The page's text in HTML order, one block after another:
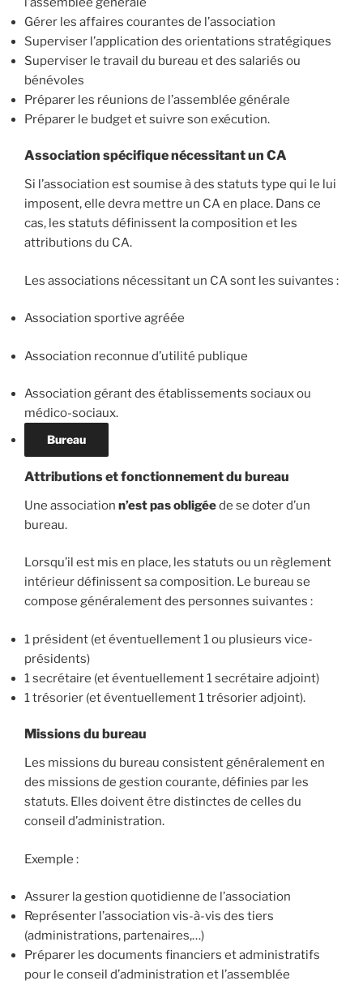
Gérer les affaires courantes de l’association
Superviser l’application des orientations stratégiques
Superviser le travail du bureau et des salariés ou
bénévoles
Préparer les réunions de l’assemblée générale
Préparer le budget et suivre son exécution.
Association spécifique nécessitant un CA
Si l’association est soumise à des statuts type qui le lui
imposent, elle devra mettre un CA en place. Dans ce
cas, les statuts définissent la composition et les
attributions du CA.
Les associations nécessitant un CA sont les suivantes :
Association sportive agréée
Association reconnue d’utilité publique
Association gérant des établissements sociaux ou
médico-sociaux.
Bureau
Attributions et fonctionnement du bureau
Une association n’est pas obligéede se doter d’un
bureau.
Lorsqu’il est mis en place, les statuts ou un règlement
intérieur définissent sa composition. Le bureau se
compose généralement des personnes suivantes :
1 président (et éventuellement 1 ou plusieurs vice-
présidents)
1 secrétaire (et éventuellement 1 secrétaire adjoint)
1 trésorier (et éventuellement 1 trésorier adjoint).
Missions du bureau
Les missions du bureau consistent généralement en
des missions de gestion courante, définies par les
statuts. Elles doivent être distinctes de celles du
conseil d’administration.
Exemple :
Assurer la gestion quotidienne de l’association
Représenter l’association vis-à-vis des tiers
(administrations, partenaires,…)
Préparer les documents financiers et administratifs
pour le conseil d’administration et l’assemblée